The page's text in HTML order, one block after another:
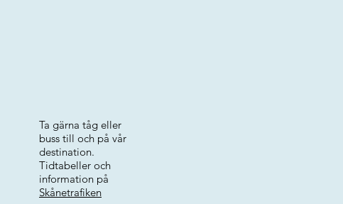
Ta gärna tåg eller
buss till och på vår
destination.
Tidtabeller och
information på
Skånetrafiken